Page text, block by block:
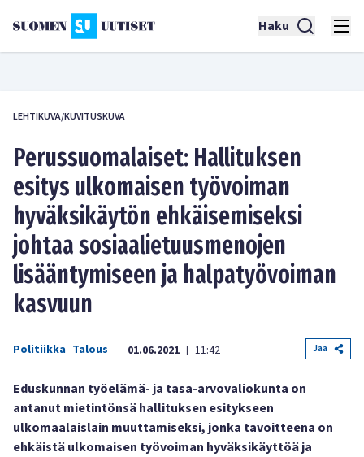
Haku
LEHTIKUVA/KUVITUSKUVA
Perussuomalaiset: Hallituksen
esitys ulkomaisen työvoiman
hyväksikäytön ehkäisemiseksi
johtaa sosiaalietuusmenojen
lisääntymiseen ja halpatyövoiman
kasvuun
Politiikka Talous 01.06.2021 | 11:42 Jaa
Eduskunnan työelämä- ja tasa-arvovaliokunta on
antanut mietintönsä hallituksen esitykseen
ulkomaalaislain muuttamiseksi, jonka tavoitteena on
ehkäistä ulkomaisen työvoiman hyväksikäyttöä ja